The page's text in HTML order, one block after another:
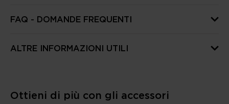
FAQ - DOMANDE FREQUENTI
ALTRE INFORMAZIONI UTILI
Ottieni di più con gli accessori